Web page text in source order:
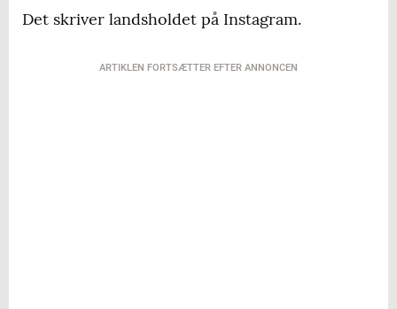
Det skriver landsholdet på Instagram.
ARTIKLEN FORTSÆTTER EFTER ANNONCEN